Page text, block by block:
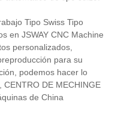
Tipo Swiss Tipo
en JSWAY CNC Machine
personalizados,
para su
podemos hacer lo
CENTRO DE MECHINGE
de China